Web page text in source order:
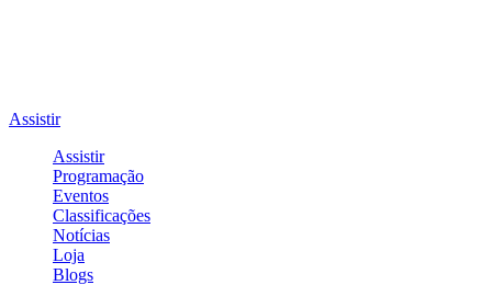
Assistir
Assistir
Programação
Eventos
Classificações
Notícias
Loja
Blogs